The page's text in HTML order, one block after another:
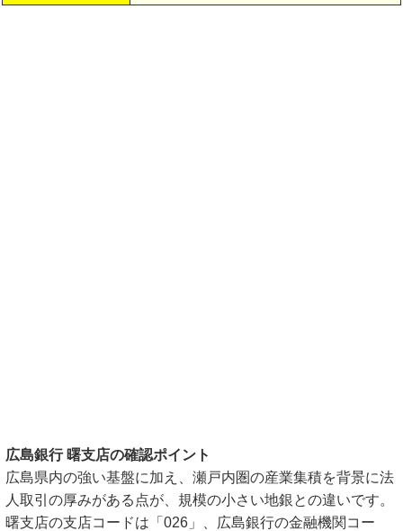
広島銀行 曙支店の確認ポイント
広島県内の強い基盤に加え、瀬戸内圏の産業集積を背景に法
人取引の厚みがある点が、規模の小さい地銀との違いです。
曙支店の支店コードは「026」、広島銀行の金融機関コー